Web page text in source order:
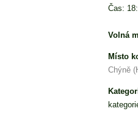
Čas:
Volná
Místo
Chýně